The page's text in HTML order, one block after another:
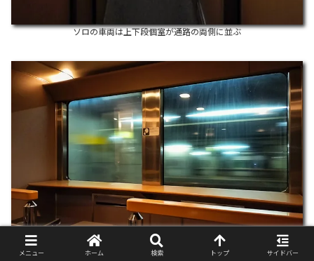
ソロの車両は上下段個室が通路の両側に並ぶ
メニュー ホーム 検索 トップ サイドバー